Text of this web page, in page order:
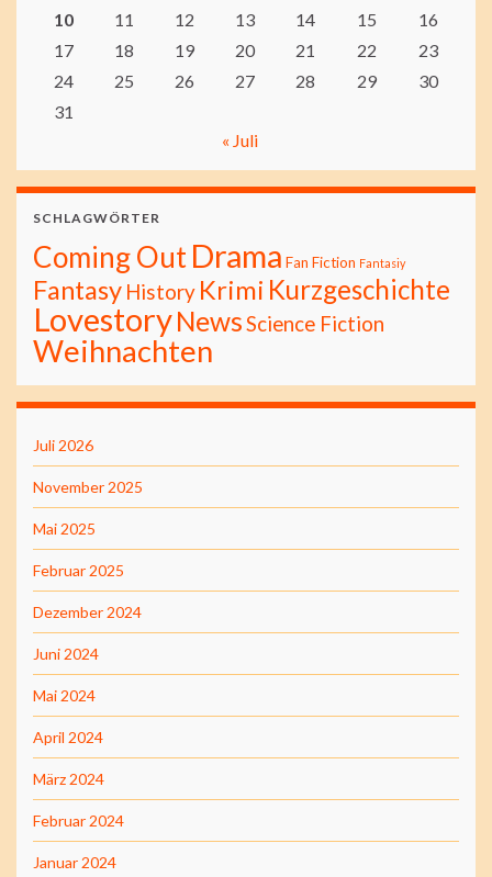
10
11 12 13 14 15
16
17
18 19 20 21 22
23
24
25 26 27 28 29
30
31
« Juli
SCHLAGWÖRTER
Coming OutDrama Fan Fiction Fantasiy
Fantasy History Krimi Kurzgeschichte
LovestoryNewsScience Fiction
Weihnachten
Juli 2026
November 2025
Mai 2025
Februar 2025
Dezember 2024
Juni 2024
Mai 2024
April 2024
März 2024
Februar 2024
Januar 2024